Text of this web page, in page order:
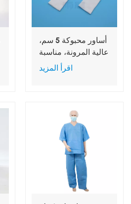
أساور محبوكة 5 سم،
عالية المرونة، مناسبة
لأردية العمليات
الجراحية/أردية العزل
اقرأ المزيد